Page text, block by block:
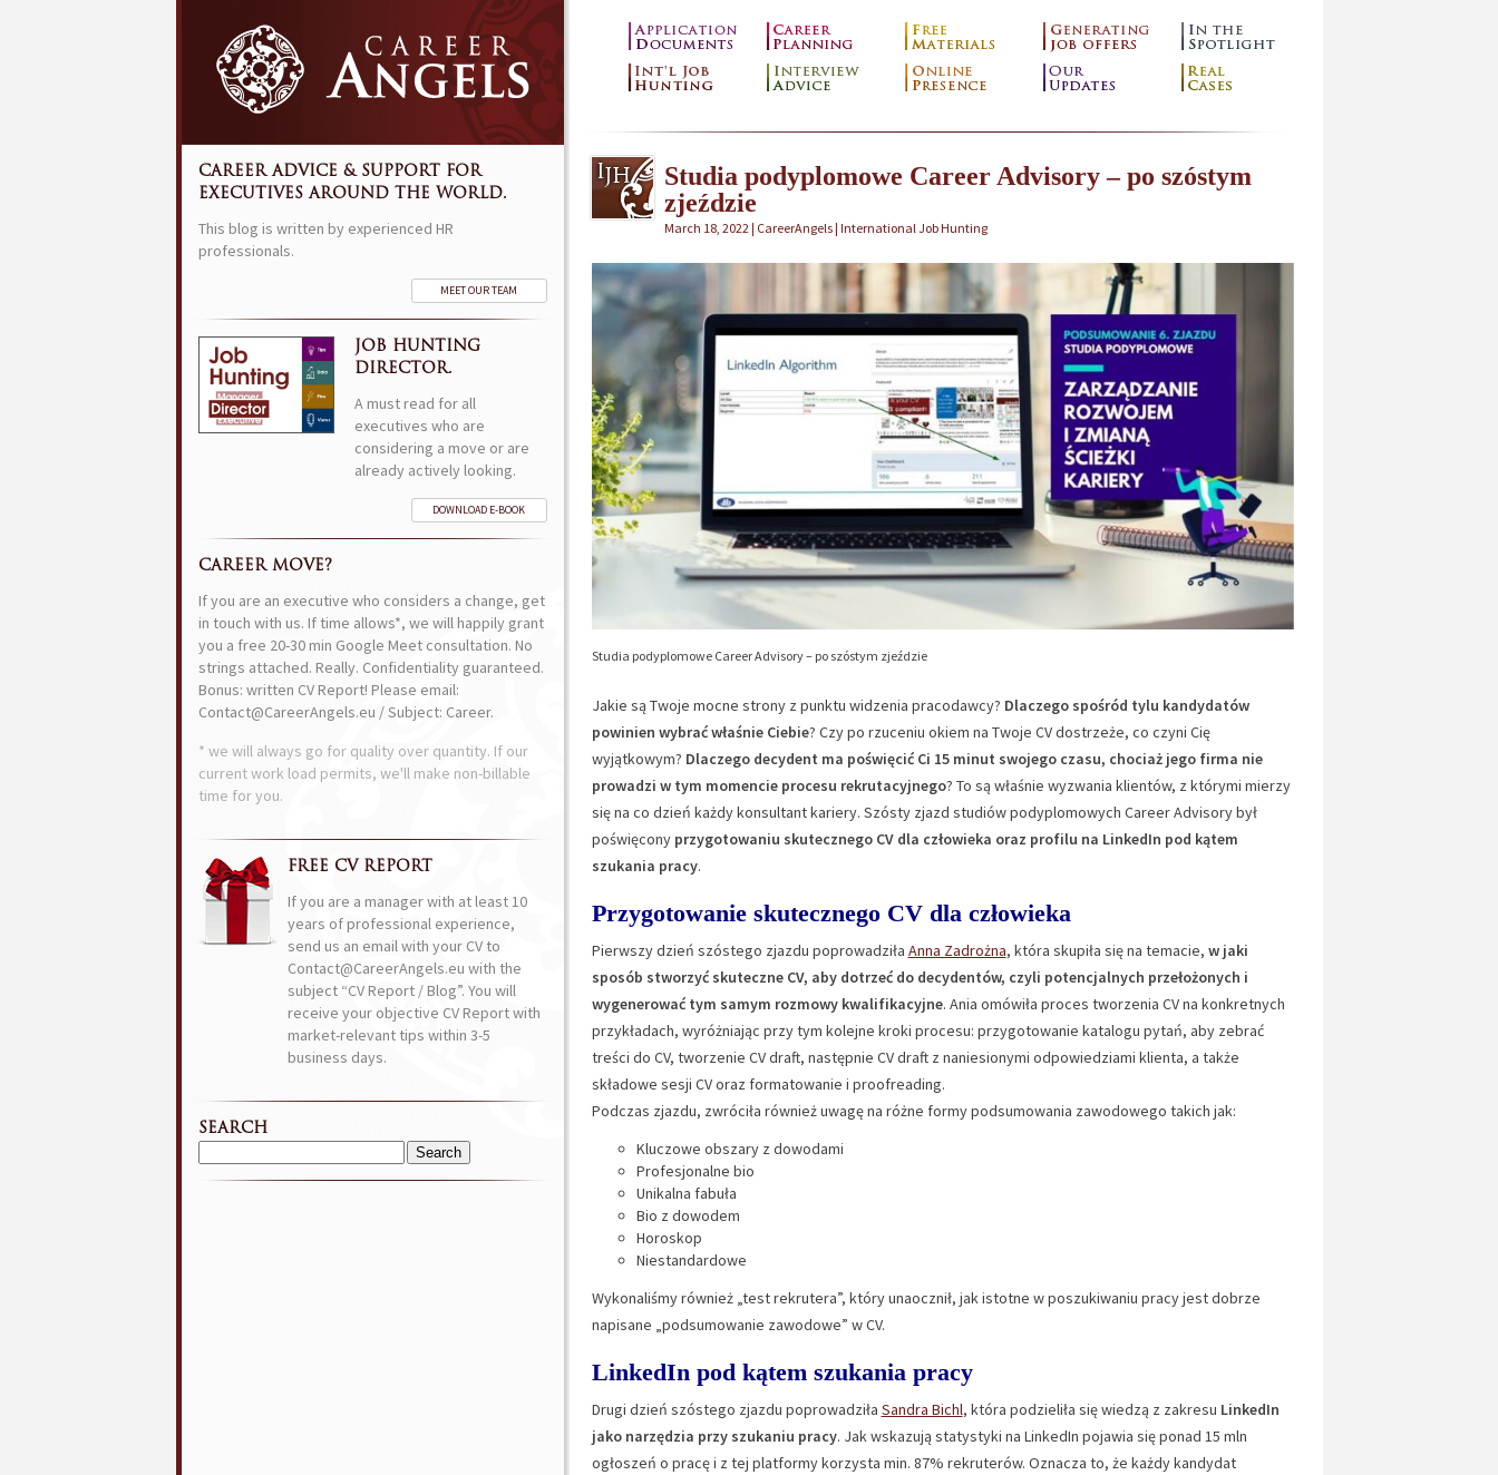
Studia podyplomowe Career Advisory – po szóstym
zjeździe
March 18, 2022 | CareerAngels | International Job Hunting
Studia podyplomowe Career Advisory – po szóstym zjeździe
Jakie są Twoje mocne strony z punktu widzenia pracodawcy? Dlaczego spośród tylu kandydatów
powinien wybrać właśnie Ciebie? Czy po rzuceniu okiem na Twoje CV dostrzeże, co czyni Cię
wyjątkowym? Dlaczego decydent ma poświęcić Ci 15 minut swojego czasu, chociaż jego firma nie
prowadzi w tym momencie procesu rekrutacyjnego? To są właśnie wyzwania klientów, z którymi mierzy
się na co dzień każdy konsultant kariery. Szósty zjazd studiów podyplomowych Career Advisory był
poświęcony przygotowaniu skutecznego CV dla człowieka oraz profilu na LinkedIn pod kątem
szukania pracy.
Przygotowanie skutecznego CV dla człowieka
Pierwszy dzień szóstego zjazdu poprowadziła Anna Zadrożna, która skupiła się na temacie, w jaki
sposób stworzyć skuteczne CV, aby dotrzeć do decydentów, czyli potencjalnych przełożonych i
wygenerować tym samym rozmowy kwalifikacyjne. Ania omówiła proces tworzenia CV na konkretnych
przykładach, wyróżniając przy tym kolejne kroki procesu: przygotowanie katalogu pytań, aby zebrać
treści do CV, tworzenie CV draft, następnie CV draft z naniesionymi odpowiedziami klienta, a także
składowe sesji CV oraz formatowanie i proofreading.
Podczas zjazdu, zwróciła również uwagę na różne formy podsumowania zawodowego takich jak:
Kluczowe obszary z dowodami
Profesjonalne bio
Unikalna fabuła
Bio z dowodem
Horoskop
Niestandardowe
Wykonaliśmy również „test rekrutera”, który unaocznił, jak istotne w poszukiwaniu pracy jest dobrze
napisane „podsumowanie zawodowe” w CV.
LinkedIn pod kątem szukania pracy
Drugi dzień szóstego zjazdu poprowadziła Sandra Bichl, która podzieliła się wiedzą z zakresu LinkedIn
jako narzędzia przy szukaniu pracy. Jak wskazują statystyki na LinkedIn pojawia się ponad 15 mln
ogłoszeń o pracę i z tej platformy korzysta min. 87% rekruterów. Oznacza to, że każdy kandydat
CAREER ADVICE & SUPPORT FOR
EXECUTIVES AROUND THE WORLD.
This blog is written by experienced HR
professionals.
MEET OUR TEAM
JOB HUNTING
DIRECTOR.
A must read for all
executives who are
considering a move or are
already actively looking.
DOWNLOAD E-BOOK
CAREER MOVE?
If you are an executive who considers a change, get
in touch with us. If time allows*, we will happily grant
you a free 20-30 min Google Meet consultation. No
strings attached. Really. Confidentiality guaranteed.
Bonus: written CV Report! Please email:
Contact@CareerAngels.eu / Subject: Career.
* we will always go for quality over quantity. If our
current work load permits, we'll make non-billable
time for you.
FREE CV REPORT
If you are a manager with at least 10
years of professional experience,
send us an email with your CV to
Contact@CareerAngels.eu with the
subject “CV Report / Blog”. You will
receive your objective CV Report with
market-relevant tips within 3-5
business days.
SEARCH
Search
for: